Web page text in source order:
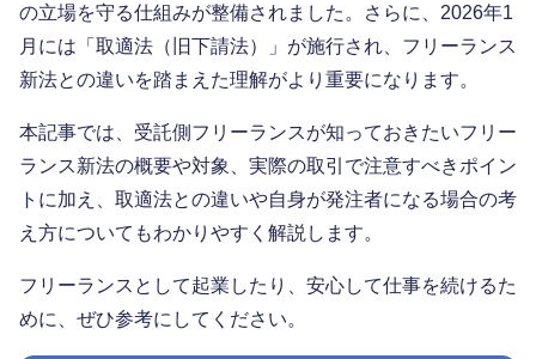
の立場を守る仕組みが整備されました。さらに、2026年1
月には「取適法（旧下請法）」が施行され、フリーランス
新法との違いを踏まえた理解がより重要になります。
本記事では、受託側フリーランスが知っておきたいフリー
ランス新法の概要や対象、実際の取引で注意すべきポイン
トに加え、取適法との違いや自身が発注者になる場合の考
え方についてもわかりやすく解説します。
フリーランスとして起業したり、安心して仕事を続けるた
めに、ぜひ参考にしてください。